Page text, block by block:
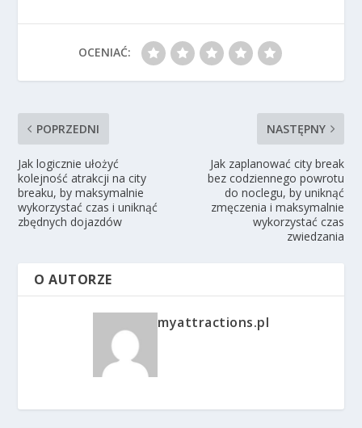
OCENIAĆ:
POPRZEDNI
Jak logicznie ułożyć
kolejność atrakcji na city
breaku, by maksymalnie
wykorzystać czas i uniknąć
zbędnych dojazdów
NASTĘPNY
Jak zaplanować city break
bez codziennego powrotu
do noclegu, by uniknąć
zmęczenia i maksymalnie
wykorzystać czas
zwiedzania
O AUTORZE
myattractions.pl